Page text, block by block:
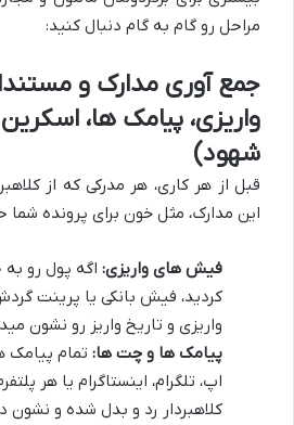
مراحل رو گام به گام دنبال کنید:
جمع آوری مدارک و
واریزی، پیامک ها،
شهود)
قبل از هر کاری، هر مدرکی که از
این مدارک، مثل خون برای پرونده شما
فیش های واریزی: اگه پول رو به
کردید، فیش بانکی یا پرینت
واریزی و تاریخ واریز رو نشون
پیامک ها و چت ها: تمام پیامک
اپ، تلگرام، اینستاگرام یا هر
کلاهبردار رد و بدل شده و نشون